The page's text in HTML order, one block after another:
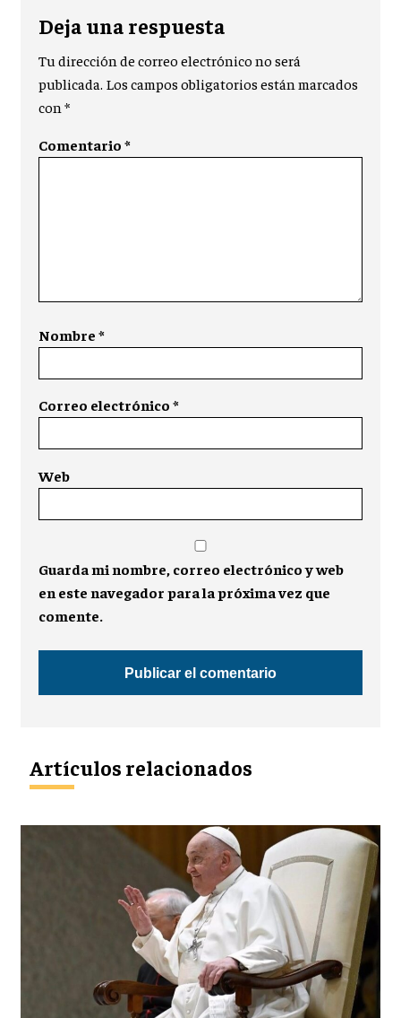
Deja una respuesta
Tu dirección de correo electrónico no será
publicada. Los campos obligatorios están marcados
con*
Comentario*
Nombre*
Correo electrónico*
Web
Guarda mi nombre, correo electrónico y web
en este navegador para la próxima vez que
comente.
Artículos relacionados